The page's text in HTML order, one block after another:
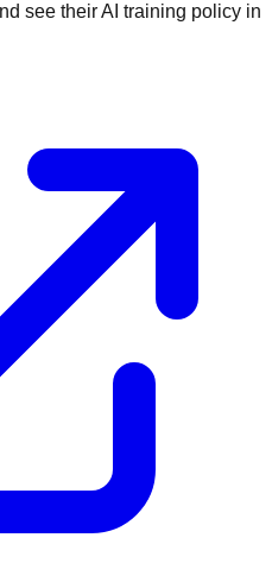
see their AI training policy in